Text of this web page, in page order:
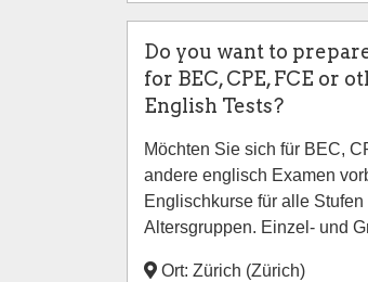
Do you want to
for BEC, CPE, FCE or
English Tests?
Möchten Sie sich für BEC,
andere englisch Examen
Englischkurse für alle Stufen
Altersgruppen. Einzel- und
Ort: Zürich (Zürich)